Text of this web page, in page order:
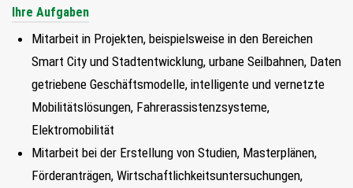
RECRUITING
COACHING
JOBS
EXTRA
KOPF
FIND MY JOB
Ihre Aufgaben
Mitarbeit in Projekten, beispielsweise in den Bereichen
Smart City und Stadtentwicklung, urbane Seilbahnen, Daten
getriebene Geschäftsmodelle, intelligente und vernetzte
Mobilitätslösungen, Fahrerassistenzsysteme,
Elektromobilität
Mitarbeit bei der Erstellung von Studien, Masterplänen,
Förderanträgen, Wirtschaftlichkeitsuntersuchungen,